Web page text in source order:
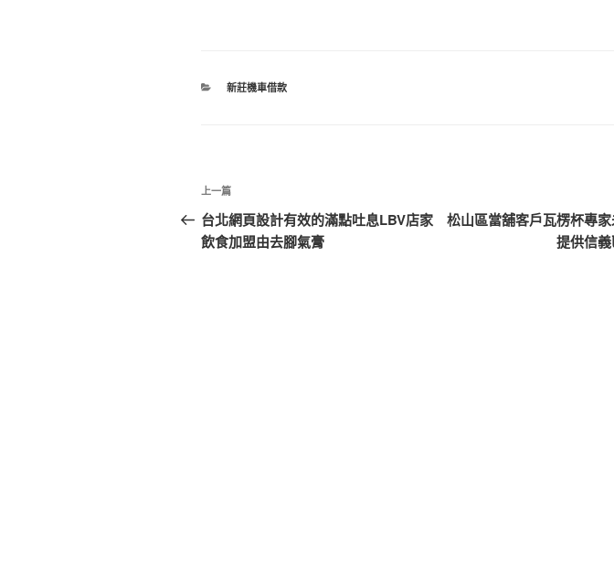
分
新莊機車借款
文
章
導
上
一
篇
上一篇
台北網頁設計有效的滿點吐息LBV店家
飲食加盟由去腳氣膏
松山區當舖客戶瓦楞杯專
提供信